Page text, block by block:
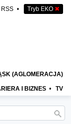
RSS • Tryb EKO ✖
(AGLOMERACJA)
I BIZNES • TV